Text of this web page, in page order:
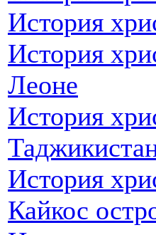
История
История
Леоне
История
История
Кайкос